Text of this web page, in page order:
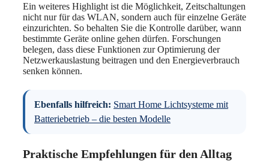
Ein weiteres Highlight ist die Möglichkeit, Zeitschaltungen
nicht nur für das WLAN, sondern auch für einzelne Geräte
einzurichten. So behalten Sie die Kontrolle darüber, wann
bestimmte Geräte online gehen dürfen. Forschungen
belegen, dass diese Funktionen zur Optimierung der
Netzwerkauslastung beitragen und den Energieverbrauch
senken können.
Ebenfalls hilfreich: Smart Home Lichtsysteme mit
Batteriebetrieb – die besten Modelle
Praktische Empfehlungen für den Alltag